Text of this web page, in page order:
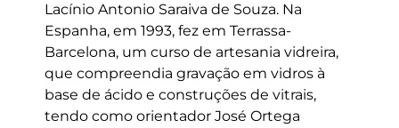
Lacínio Antonio Saraiva de Souza. Na
Espanha, em 1993, fez em Terrassa-
Barcelona, um curso de artesania vidreira,
que compreendia gravação em vidros à
base de ácido e construções de vitrais,
tendo como orientador José Ortega